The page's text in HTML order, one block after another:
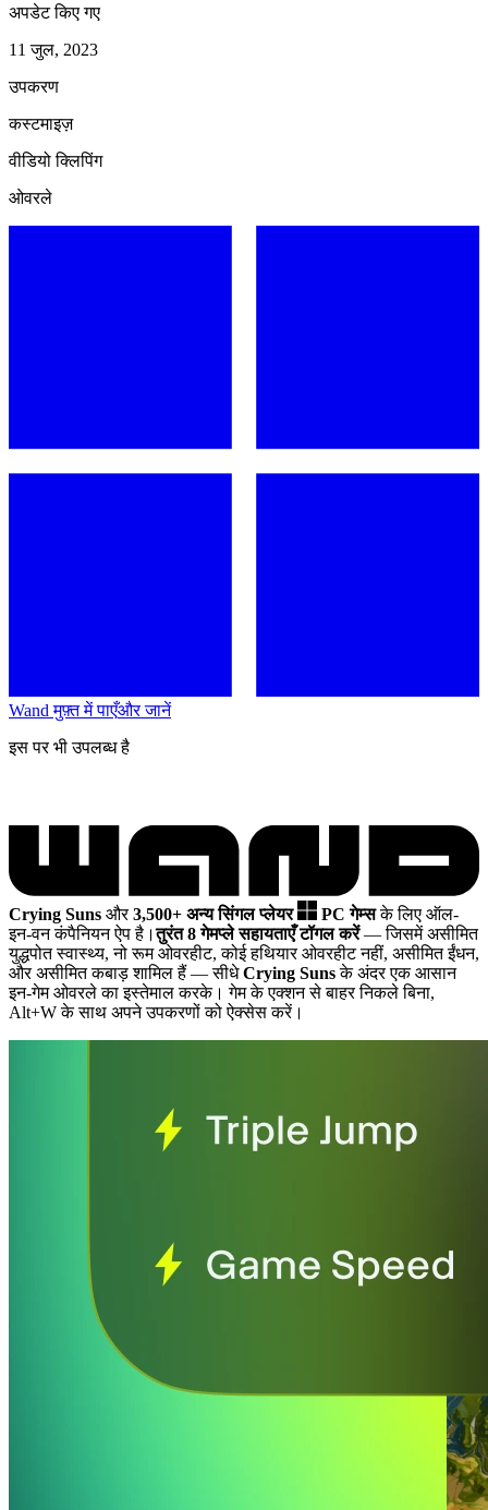
अपडेट किए गए
11 जुल, 2023
उपकरण
कस्टमाइज़
वीडियो क्लिपिंग
ओवरले
Wand मुफ़्त में पाएँऔर जानें
इस पर भी उपलब्ध है
Crying Suns और3,500+ अन्य सिंगल प्लेयर PC गेम्सके लिए ऑल-
इन-वन कंपैनियन ऐप है।तुरंत 8 गेमप्ले सहायताएँ टॉगल करें— जिसमें असीमित
युद्धपोत स्वास्थ्य, नो रूम ओवरहीट, कोई हथियार ओवरहीट नहीं, असीमित ईंधन,
और असीमित कबाड़ शामिल हैं — सीधेCrying Sunsके अंदर एक आसान
इन-गेम ओवरले का इस्तेमाल करके। गेम के एक्शन से बाहर निकले बिना,
Alt+W के साथ अपने उपकरणों को ऐक्सेस करें।